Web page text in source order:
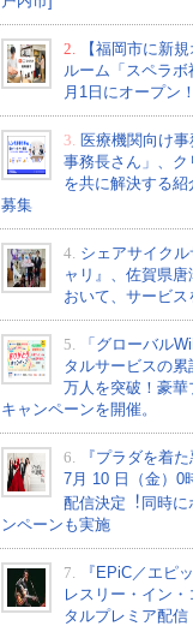
2.
【福岡市に新
ルーム「スペラ
月1日にオープン！
3. 医療機関向け
事務長さん」、ク
を共に解決する
募集
4. シェアサイク
ャリ』、佐賀県
おいて、サービス
5.
「グローバル
タルサービスの
万人を突破！豪
キャンペーンを開催。
6.
『プラダを着
7⽉ 10 ⽇（金）0
配信決定︕同時に
ンペーンも実施
7.
『EPiC／エピ
レスリー・イン
タルプレミア配信